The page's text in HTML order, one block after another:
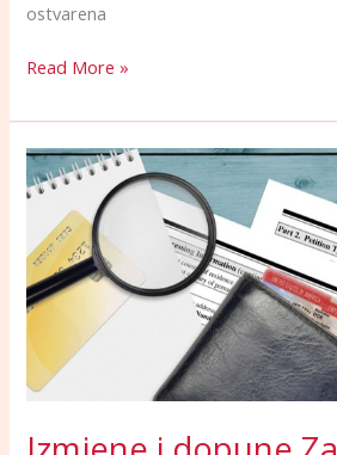
ostvarena
Read More »
Izmjene
i
dopune
Zakona
o
zapošljavanju